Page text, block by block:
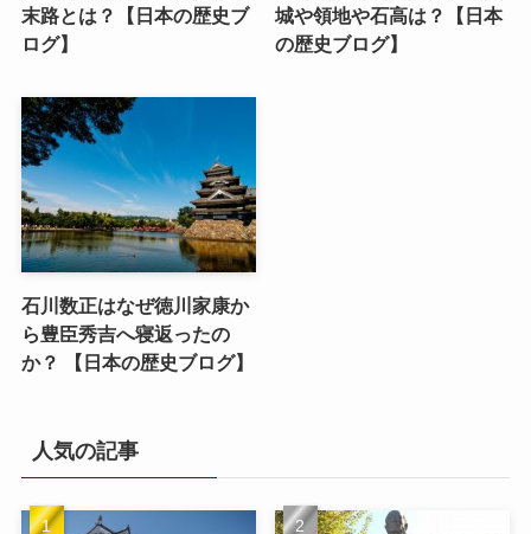
末路とは？【日本の歴史ブ
ログ】
城や領地や石高は？【日本
の歴史ブログ】
石川数正はなぜ徳川家康か
ら豊臣秀吉へ寝返ったの
か？ 【日本の歴史ブログ】
人気の記事